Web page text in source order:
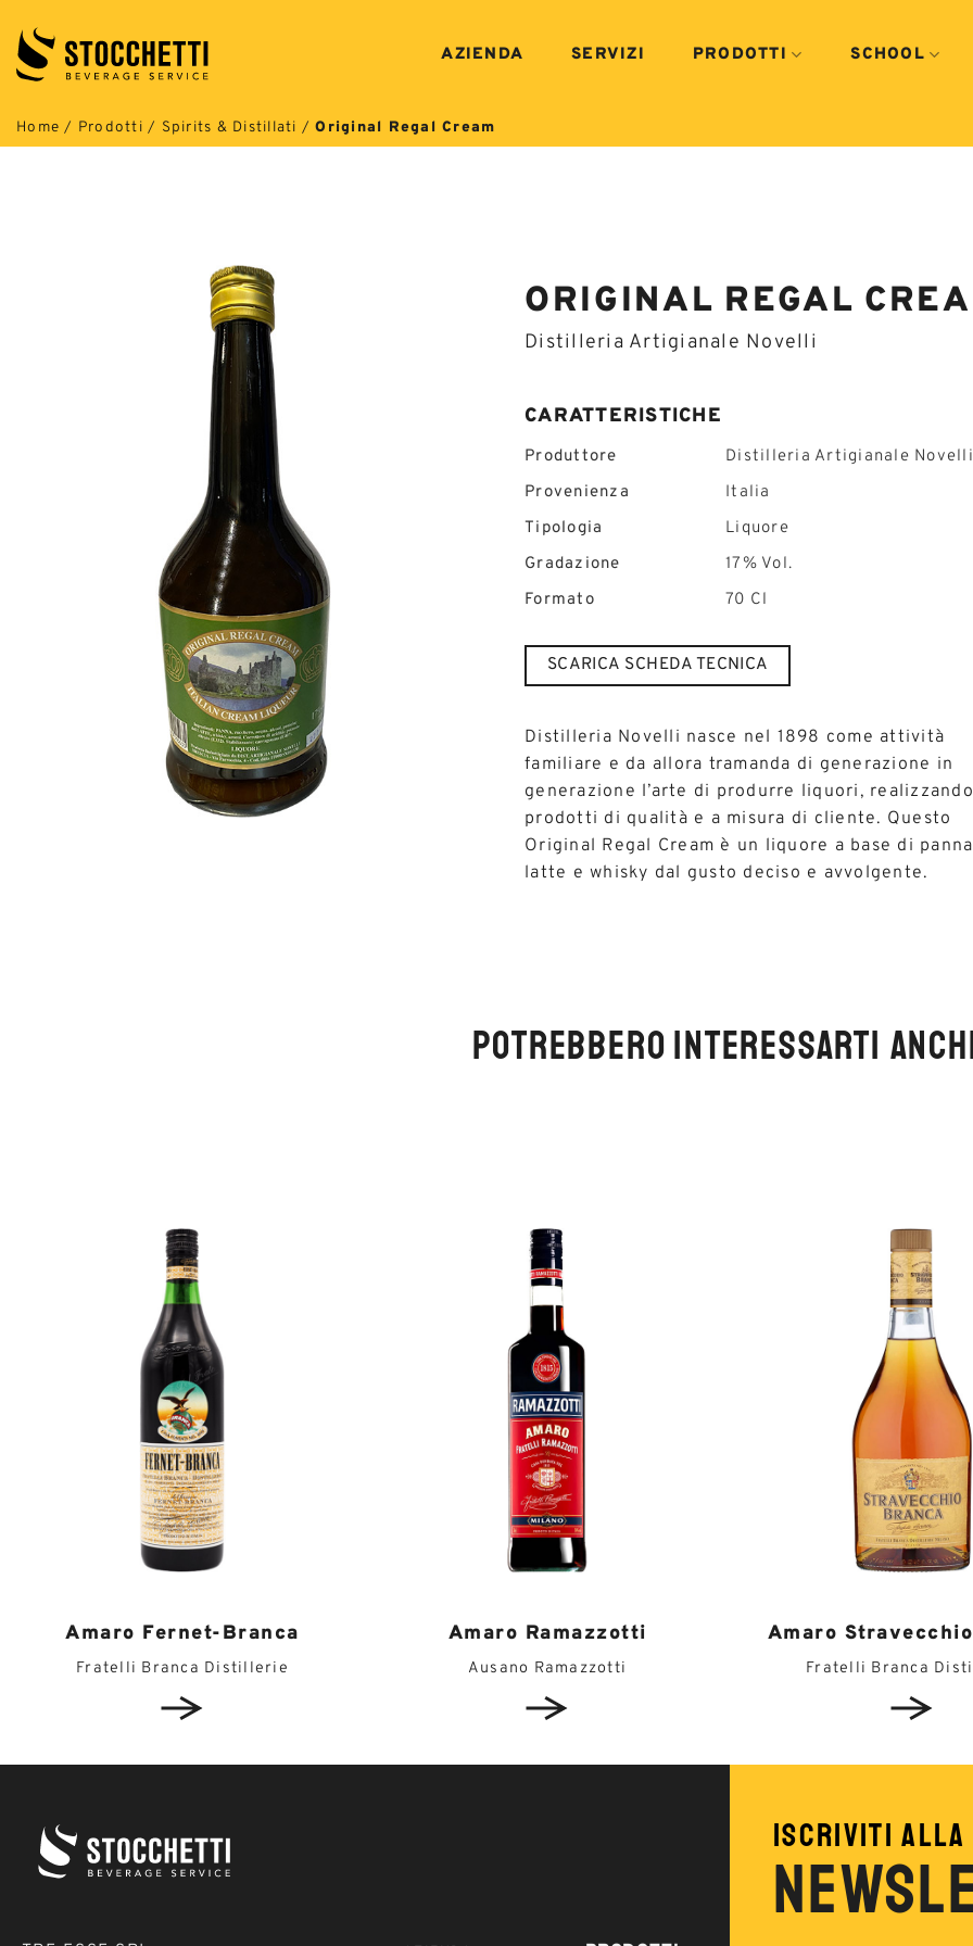
contenuti
AZIENDA SERVIZI PRODOTTI SCHOOL
Home / Prodotti / Spirits & Distillati /Original Regal Cream
ORIGINAL REGAL
Distilleria Artigianale Novelli
CARATTERISTICHE
Produttore
Distilleria Artigianale Novelli
Provenienza
Italia
Tipologia
Liquore
Gradazione
17% Vol.
Formato
70 Cl
SCARICA SCHEDA TECNICA
Distilleria Novelli nasce nel 1898 come attività
familiare e da allora tramanda di generazione in
generazione l’arte di produrre liquori, realizzando
prodotti di qualità e a misura di cliente. Questo
Original Regal Cream è un liquore a base di
latte e whisky dal gusto deciso e avvolgente.
POTREBBERO INTERESSARTI
Amaro Fernet-Branca
Fratelli Branca Distillerie
Amaro Ramazzotti
Ausano Ramazzotti
Amaro
Fratelli Branca
ISCRIVITI ALLA